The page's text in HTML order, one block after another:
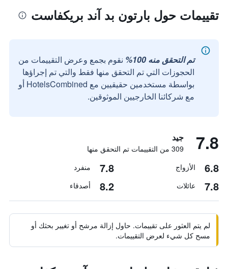
تقييمات حول بارتون بد آند بريكفاست
تم التحقق منه 100%
نقوم بجمع وعرض التقييمات من
الحجوزات التي تم التحقق منها فقط والتي تم إجراؤها
بواسطة مستخدمين حقيقيين مع HotelsCombined أو
مع شركائنا الخارجيين الموثوقين.
7.8 جيد
309 من التقييمات تم التحقق منها
6.8 الأزواج 7.8 منفرد
7.8 عائلات 8.2 أصدقاء
لم يتم العثور على تقييمات. حاول إزالة مرشح أو تغيير بحثك أو
مسح كل شيء لعرض التقييمات.